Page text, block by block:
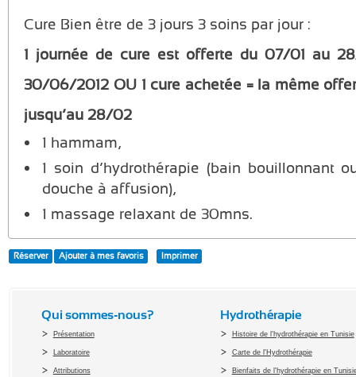
Cure Bien être de 3 jours 3 soins par jour :
1 journée de cure est offerte du 07/01 au
30/06/2012 OU 1 cure achetée = la même
jusqu’au 28/02
1 hammam,
1 soin d’hydrothérapie (bain bouillonnant
douche à affusion),
1 massage relaxant de 30mns.
Réserver Ajouter à mes favoris Imprimer
Qui sommes-nous?
Présentation
Laboratoire
Attributions
Hydrothérapie
Histoire de l'hydrothérapie en Tunisie
Carte de l'Hydrothérapie
Bienfaits de l'hydrothérapie en